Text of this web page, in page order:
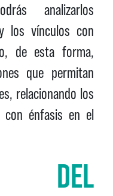
analizarlos
los vínculos con
de esta forma,
que permitan
relacionando los
con énfasis en el
DEL